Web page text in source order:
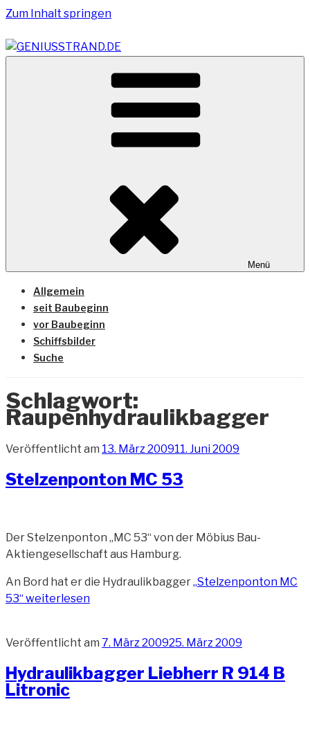
Zum Inhalt springen
GENIUSSTRAND.DE
Vom Geniusstrand zum JadeWeserPort/Container
Terminal Wilhelmshaven
Menü
Allgemein
seit Baubeginn
vor Baubeginn
Schiffsbilder
Suche
Schlagwort:
Raupenhydraulikbagger
Veröffentlicht am 13. März 200911. Juni 2009
Stelzenponton MC 53
Der Stelzenponton „MC 53“ von der Möbius Bau-
Aktiengesellschaft aus Hamburg.
An Bord hat er die Hydraulikbagger„Stelzenponton MC
53“weiterlesen
Veröffentlicht am 7. März 200925. März 2009
Hydraulikbagger Liebherr R 914 B
Litronic